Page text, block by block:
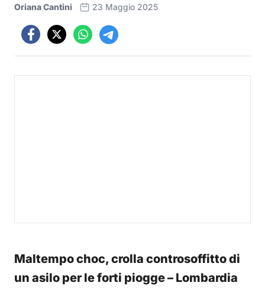
Oriana Cantini 23 Maggio 2025
Maltempo choc, crolla controsoffitto di
un asilo per le forti piogge – Lombardia